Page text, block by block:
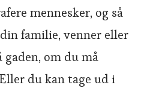
mennesker, og så
familie, venner eller
om du må
du kan tage ud i